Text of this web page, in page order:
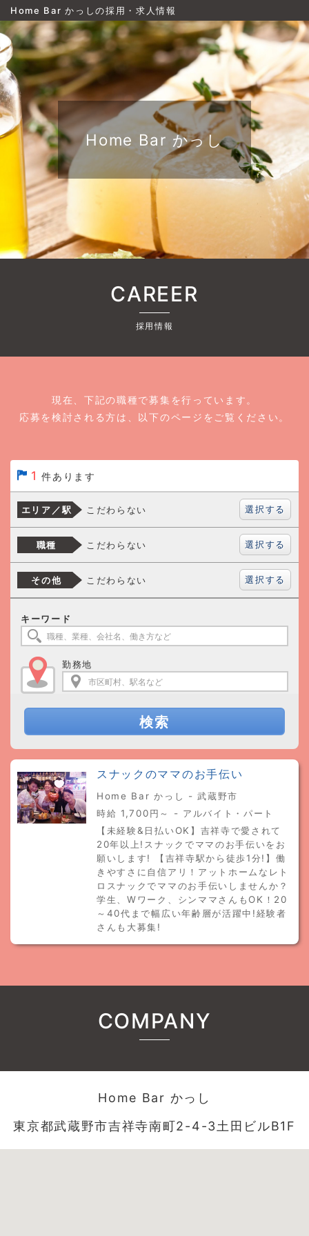
Home Bar かっしの採用・求人情報
Home Bar かっし
CAREER
採用情報
現在、下記の職種で募集を行っています。
応募を検討される方は、以下のページをご覧ください。
1 件あります
エリア／駅 こだわらない 選択する
職種 こだわらない 選択する
その他 こだわらない 選択する
キーワード
勤務地
検索
スナックのママのお手伝い
Home Bar かっし - 武蔵野市
時給 1,700円～ - アルバイト・パート
【未経験&日払いOK】吉祥寺で愛されて
20年以上!スナックでママのお手伝いをお
願いします! 【吉祥寺駅から徒歩1分!】働
きやすさに自信アリ！アットホームなレト
ロスナックでママのお手伝いしませんか？
学生、Wワーク、シンママさんもOK！20
～40代まで幅広い年齢層が活躍中!経験者
さんも大募集!
COMPANY
Home Bar かっし
東京都武蔵野市吉祥寺南町2-4-3土田ビルB1F